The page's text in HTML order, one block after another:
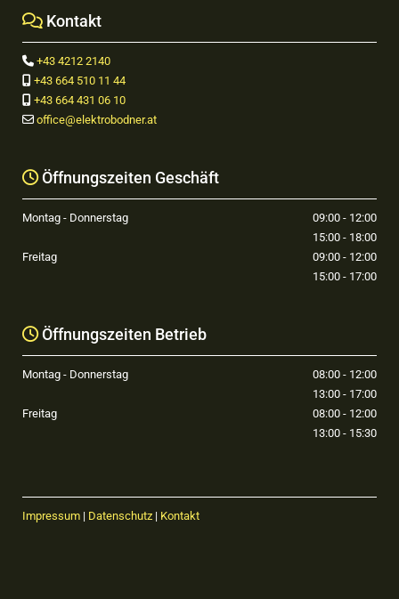
 Kontakt
 +43 4212 2140
 +43 664 510 11 44
 +43 664 431 06 10
 office@elektrobodner.at
Öffnungszeiten Geschäft
Montag - Donnerstag
09:00 - 12:00
15:00 - 18:00
Freitag
09:00 - 12:00
15:00 - 17:00
Öffnungszeiten Betrieb
Montag - Donnerstag
08:00 - 12:00
13:00 - 17:00
Freitag
08:00 - 12:00
13:00 - 15:30
Impressum | Datenschutz | Kontakt